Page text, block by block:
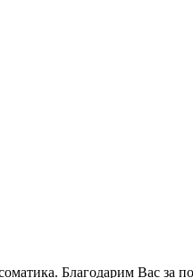
Благодарим Вас за